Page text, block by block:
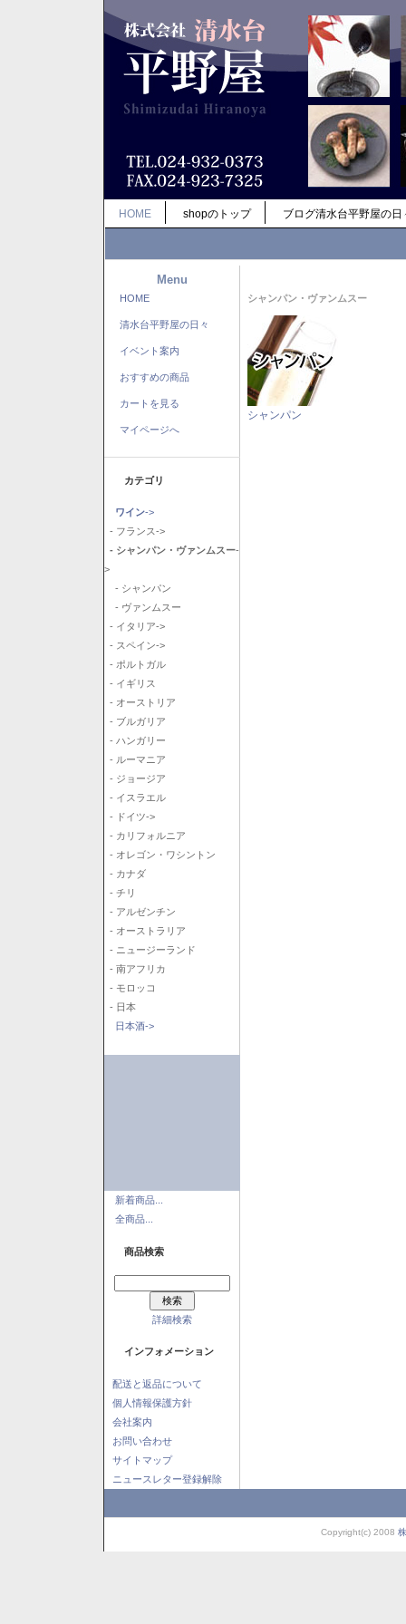
HOME shopのトップ ブログ清水台平野屋の日
Menu
HOME
清水台平野屋の日々
イベント案内
おすすめの商品
カートを見る
マイページへ
カテゴリ
ワイン->
- フランス->
- シャンパン・ヴァンムスー-
>
- シャンパン
- ヴァンムスー
- イタリア->
- スペイン->
- ポルトガル
- イギリス
- オーストリア
- ブルガリア
- ハンガリー
- ルーマニア
- ジョージア
- イスラエル
- ドイツ->
- カリフォルニア
- オレゴン・ワシントン
- カナダ
- チリ
- アルゼンチン
- オーストラリア
- ニュージーランド
- 南アフリカ
- モロッコ
- 日本
日本酒->
新着商品...
全商品...
商品検索
詳細検索
インフォメーション
配送と返品について
個人情報保護方針
会社案内
お問い合わせ
サイトマップ
ニュースレター登録解除
シャンパン・ヴァンムスー
シャンパン
Copyright(c) 2008